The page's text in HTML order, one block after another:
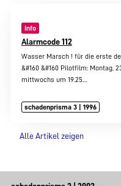
Info
Alarmcode 112
Wasser Marsch ! für die erste
&#160 &#160 Pilotfilm: Montag,
mittwochs um 19.25…
schadenprisma 3 | 1996
Alle Artikel zeigen